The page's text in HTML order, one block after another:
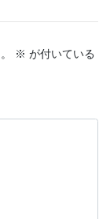
※ が付いている